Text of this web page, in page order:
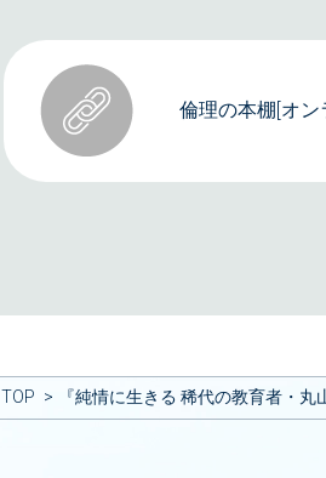
倫理の本棚[オン
TOP 『純情に生きる 稀代の教育者・丸